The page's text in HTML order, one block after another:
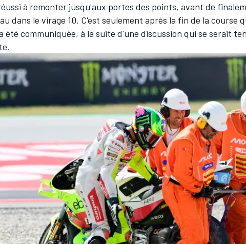
à remonter jusqu'aux portes des points, avant de
dans le virage 10. C'est seulement après la fin de la course
été communiquée, à la suite d'une discussion qui se serait